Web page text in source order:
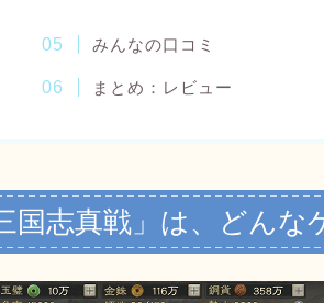
みんなの口コミ
まとめ：レビュー
国志真戦」は、どんな